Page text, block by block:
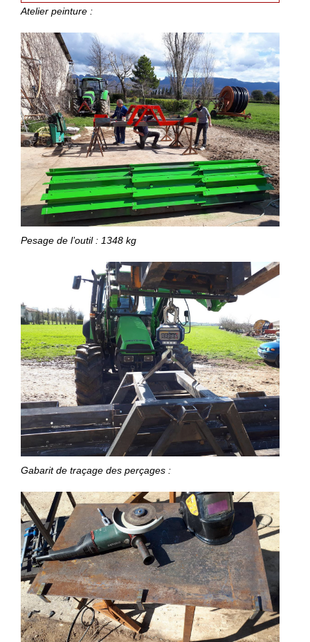
Atelier peinture :
Pesage de l’outil : 1348 kg
Gabarit de traçage des perçages :